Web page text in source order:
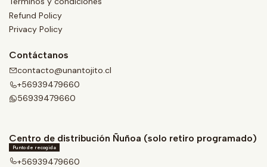
Refund Policy
Privacy Policy
Contáctanos
contacto@unantojito.cl
+56939479660
56939479660
Centro de distribución Ñuñoa (solo retiro programado)
Punto de recogida
+56939479660